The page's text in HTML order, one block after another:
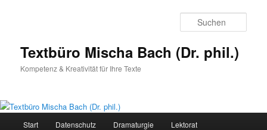
Textbüro Mischa Bach (Dr. phil.)
Kompetenz & Kreativität für Ihre Texte
Start Datenschutz Dramaturgie Lektorat